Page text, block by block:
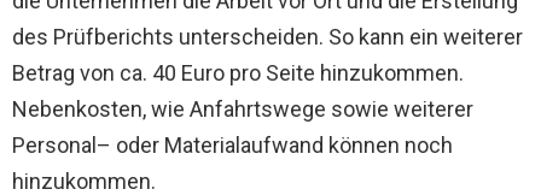
des Prüfberichts unterscheiden. So kann ein weiterer
Betrag von ca. 40 Euro pro Seite hinzukommen.
Nebenkosten, wie Anfahrtswege sowie weiterer
Personal– oder Materialaufwand können noch
hinzukommen.